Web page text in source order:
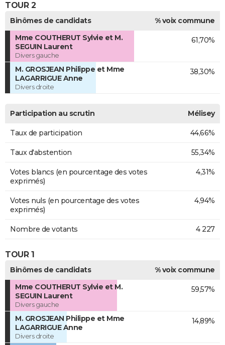
TOUR 2
Binômes de candidats
% voix commune
Mme COUTHERUT Sylvie et M.
SEGUIN Laurent
Divers gauche
61,70%
M. GROSJEAN Philippe et Mme
LAGARRIGUE Anne
Divers droite
38,30%
Participation au scrutin Mélisey
Taux de participation 44,66%
Taux d'abstention 55,34%
Votes blancs (en pourcentage des votes
exprimés)
4,31%
Votes nuls (en pourcentage des votes
exprimés)
4,94%
Nombre de votants 4 227
TOUR 1
Binômes de candidats
% voix commune
Mme COUTHERUT Sylvie et M.
SEGUIN Laurent
Divers gauche
59,57%
M. GROSJEAN Philippe et Mme
LAGARRIGUE Anne
Divers droite
14,89%